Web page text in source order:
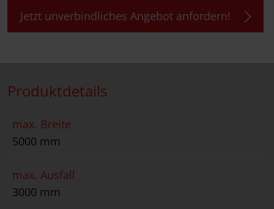
Jetzt unverbindliches Angebot anfordern!
Produktdetails
max. Breite
5000 mm
max. Ausfall
3000 mm